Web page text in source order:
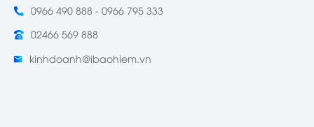
0966 490 888 - 0966 795 333
02466 569 888
kinhdoanh@ibaohiem.vn